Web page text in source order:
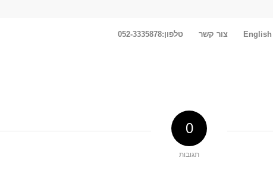
English צור קשר טלפון:052-3335878
0
תגובות